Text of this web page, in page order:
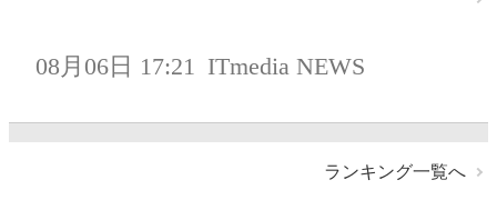
08月06日 17:21 ITmedia NEWS
ランキング一覧へ